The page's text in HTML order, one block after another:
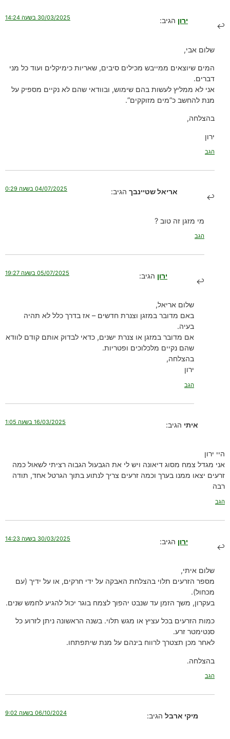
ירון הגיב: 30/03/2025 בשעה 14:24
שלום אבי,
המים שיוצאים ממייבש מכילים סיבים, שאריות כימיקלים ועוד כל מני
דברים.
אני לא ממליץ לעשות בהם שימוש, ובוודאי שהם לא נקיים מספיק על
מנת להחשב כ”מים מזוקקים”.
בהצלחה,
ירון
הגב
אריאל שטיינבך הגיב: 04/07/2025 בשעה 0:29
מי מזגן זה טוב ?
הגב
ירון הגיב: 05/07/2025 בשעה 19:27
שלום אריאל,
באם מדובר במזגן וצנרת חדשים – אז בדרך כלל לא תהיה
בעיה.
אם מדובר במזגן או צנרת ישנים, כדאי לבדוק אותם קודם לוודא
שהם נקיים מלכלוכים ופטריות.
בהצלחה,
ירון
הגב
איתי הגיב: 16/03/2025 בשעה 1:05
היי ירון
אני מגדל צמח מסוג דיאונה ויש לי את הגבעול הגבוה רציתי לשאול כמה
זרעים יצאו ממנו בערך וכמה זרעים צריך לנתוע בתוך הגרטל אחד, תודה
רבה
הגב
ירון הגיב: 30/03/2025 בשעה 14:23
שלום איתי,
מספר הזרעים תלוי בהצלחת האבקה על ידי חרקים, או על ידיך (עם
מכחול).
בעקרון, משך הזמן עד שנבט יהפוך לצמח בוגר יכול להגיע לחמש שנים.
כמות הזרעים בכל עציץ או מגש תלוי. בשנה הראשונה ניתן לזרוע כל
סנטימטר זרע.
לאחר מכן תצטרך לרווח בינהם על מנת שיתפתחו.
בהצלחה.
הגב
מיקי ארבל הגיב: 06/10/2024 בשעה 9:02